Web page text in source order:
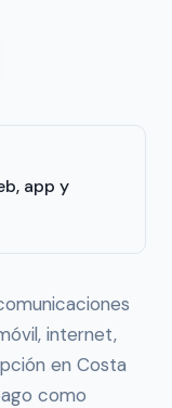
app y
internet,
en Costa
como